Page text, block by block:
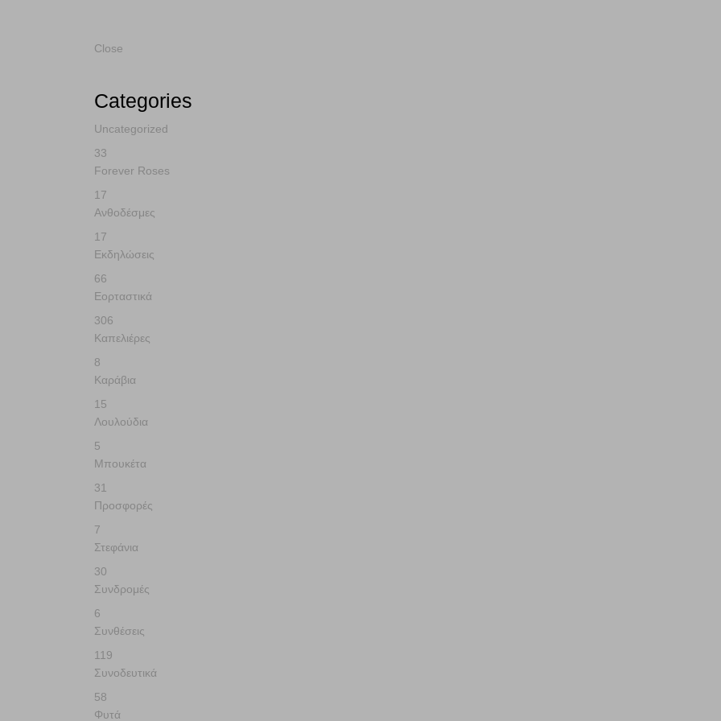
Close
Categories
Uncategorized
33
Forever Roses
17
Ανθοδέσμες
17
Εκδηλώσεις
66
Εορταστικά
306
Καπελιέρες
8
Καράβια
15
Λουλούδια
5
Μπουκέτα
31
Προσφορές
7
Στεφάνια
30
Συνδρομές
6
Συνθέσεις
119
Συνοδευτικά
58
Φυτά